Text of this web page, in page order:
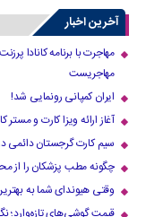
آخرین اخبار
مهاجرت با برنامه کانادا
مهاجریست
ایران کمپانی رونمایی شد!
آغاز ارائه ویزا کارت و مستر
سیم کارت گرجستان دائمی
چگونه مطب پزشکان را از
وقتی هیوندای شما به
قیمت گوشی‌های تازه‌وارد؛